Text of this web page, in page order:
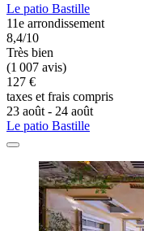
Le patio Bastille
11e arrondissement
8,4/10
Très bien
(1 007 avis)
127 €
taxes et frais compris
23 août - 24 août
Le patio Bastille